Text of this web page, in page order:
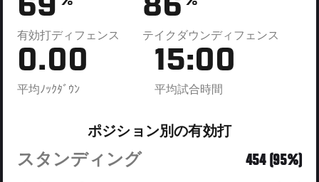
69
有効打ディフェンス
86
テイクダウンディフェンス
0.00
平均ﾉｯｸﾀﾞｳﾝ
15:00
平均試合時間
ポジション別の有効打
スタンディング
454 (95%)